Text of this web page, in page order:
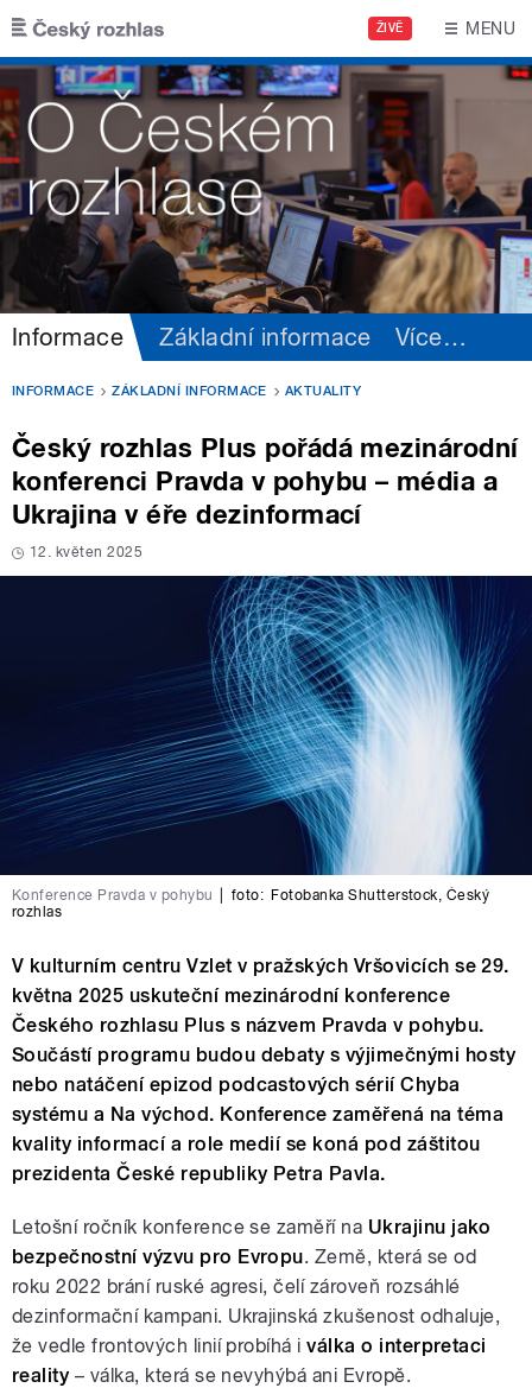
Přejít k hlavnímu obsahu
ŽIVĚ MENU
Informace Základní informace Více…
INFORMACE ZÁKLADNÍ INFORMACE AKTUALITY
Český rozhlas Plus pořádá mezinárodní
konferenci Pravda v pohybu – média a
Ukrajina v éře dezinformací
12. květen 2025
Konference Pravda v pohybu foto: Fotobanka Shutterstock Český
rozhlas
V kulturním centru Vzlet v pražských Vršovicích se 29.
května 2025 uskuteční mezinárodní konference
Českého rozhlasu Plus s názvem Pravda v pohybu.
Součástí programu budou debaty s výjimečnými hosty
nebo natáčení epizod podcastových sérií Chyba
systému a Na východ. Konference zaměřená na téma
kvality informací a role medií se koná pod záštitou
prezidenta České republiky Petra Pavla.
Letošní ročník konference se zaměří na Ukrajinu jako
bezpečnostní výzvu pro Evropu. Země, která se od
roku 2022 brání ruské agresi, čelí zároveň rozsáhlé
dezinformační kampani. Ukrajinská zkušenost odhaluje,
že vedle frontových linií probíhá i válka o interpretaci
reality – válka, která se nevyhýbá ani Evropě.